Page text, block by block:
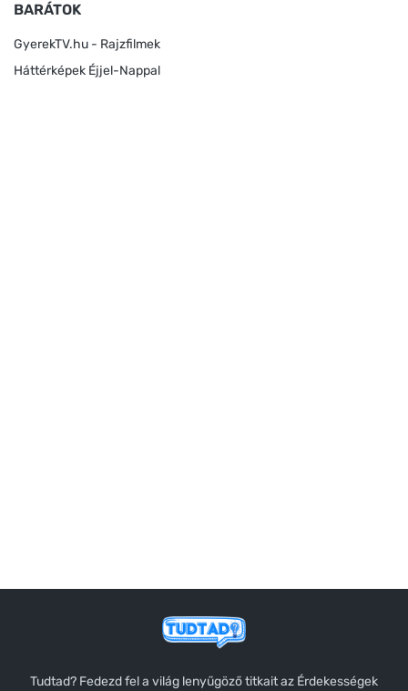
BARÁTOK
GyerekTV.hu - Rajzfilmek
Háttérképek Éjjel-Nappal
Tudtad? Fedezd fel a világ lenyűgöző titkait az Érdekességek